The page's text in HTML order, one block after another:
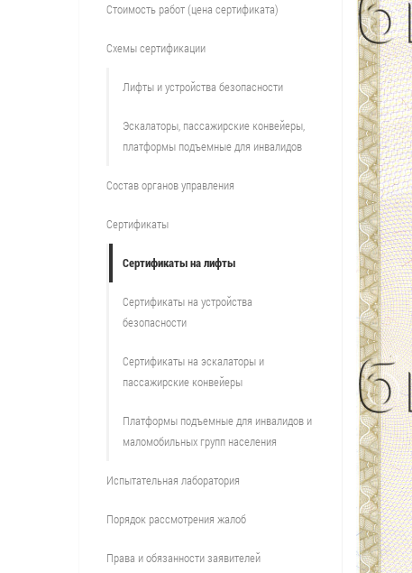
Стоимость работ (цена сертификата)
Схемы сертификации
Лифты и устройства безопасности
Эскалаторы, пассажирские конвейеры,
платформы подъемные для инвалидов
Состав органов управления
Сертификаты
Сертификаты на лифты
Сертификаты на устройства
безопасности
Сертификаты на эскалаторы и
пассажирские конвейеры
Платформы подъемные для инвалидов и
маломобильных групп населения
Испытательная лаборатория
Порядок рассмотрения жалоб
Права и обязанности заявителей